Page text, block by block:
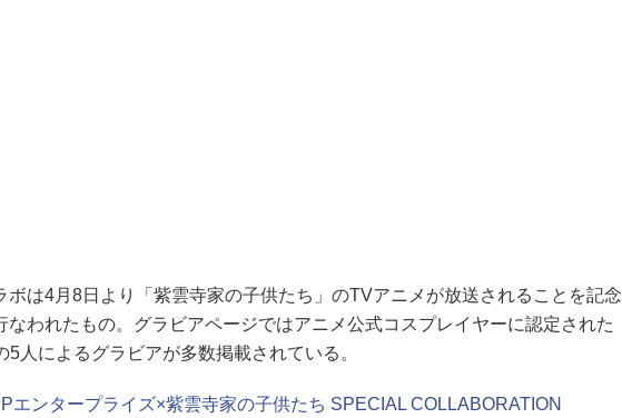
は4月8日より「紫雲寺家の子供たち」のTVアニメが放送されることを記念
なわれたもの。グラビアページではアニメ公式コスプレイヤーに認定された
5人によるグラビアが多数掲載されている。
エンタープライズ×紫雲寺家の子供たち SPECIAL COLLABORATION